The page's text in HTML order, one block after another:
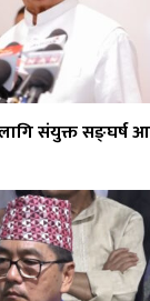
लागि संयुक्त